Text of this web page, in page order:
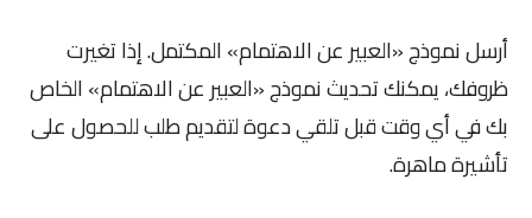
أرسل نموذج «العبير عن الاهتمام» المكتمل. إذا تغيرت
ظروفك، يمكنك تحديث نموذج «العبير عن الاهتمام» الخاص
بك في أي وقت قبل تلقي دعوة لتقديم طلب للحصول على
تأشيرة ماهرة.